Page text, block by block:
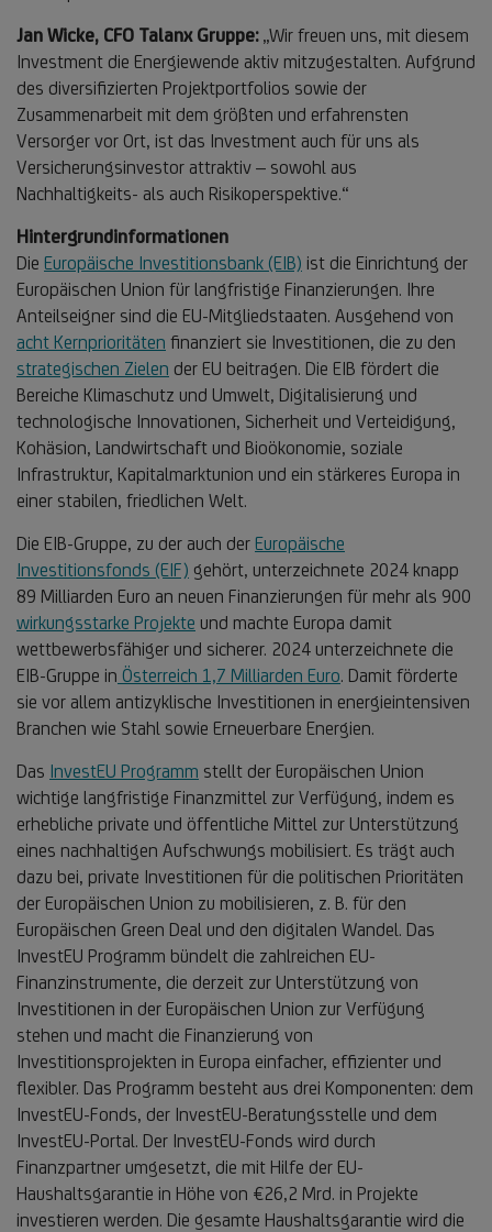
Jan Wicke, CFO Talanx Gruppe:„Wir freuen uns, mit diesem
Investment die Energiewende aktiv mitzugestalten. Aufgrund
des diversifizierten Projektportfolios sowie der
Zusammenarbeit mit dem größten und erfahrensten
Versorger vor Ort, ist das Investment auch für uns als
Versicherungsinvestor attraktiv – sowohl aus
Nachhaltigkeits- als auch Risikoperspektive.“
Hintergrundinformationen
Die Europäische Investitionsbank (EIB) ist die Einrichtung der
Europäischen Union für langfristige Finanzierungen. Ihre
Anteilseigner sind die EU-Mitgliedstaaten. Ausgehend von
acht Kernprioritäten finanziert sie Investitionen, die zu den
strategischen Zielen der EU beitragen. Die EIB fördert die
Bereiche Klimaschutz und Umwelt, Digitalisierung und
technologische Innovationen, Sicherheit und Verteidigung,
Kohäsion, Landwirtschaft und Bioökonomie, soziale
Infrastruktur, Kapitalmarktunion und ein stärkeres Europa in
einer stabilen, friedlichen Welt.
Die EIB-Gruppe, zu der auch der Europäische
Investitionsfonds (EIF) gehört, unterzeichnete 2024 knapp
89 Milliarden Euro an neuen Finanzierungen für mehr als 900
wirkungsstarke Projekte und machte Europa damit
wettbewerbsfähiger und sicherer. 2024 unterzeichnete die
EIB-Gruppe in Österreich 1,7 Milliarden Euro. Damit förderte
sie vor allem antizyklische Investitionen in energieintensiven
Branchen wie Stahl sowie Erneuerbare Energien.
Das InvestEU Programm stellt der Europäischen Union
wichtige langfristige Finanzmittel zur Verfügung, indem es
erhebliche private und öffentliche Mittel zur Unterstützung
eines nachhaltigen Aufschwungs mobilisiert. Es trägt auch
dazu bei, private Investitionen für die politischen Prioritäten
der Europäischen Union zu mobilisieren, z. B. für den
Europäischen Green Deal und den digitalen Wandel. Das
InvestEU Programm bündelt die zahlreichen EU-
Finanzinstrumente, die derzeit zur Unterstützung von
Investitionen in der Europäischen Union zur Verfügung
stehen und macht die Finanzierung von
Investitionsprojekten in Europa einfacher, effizienter und
flexibler. Das Programm besteht aus drei Komponenten: dem
InvestEU-Fonds, der InvestEU-Beratungsstelle und dem
InvestEU-Portal. Der InvestEU-Fonds wird durch
Finanzpartner umgesetzt, die mit Hilfe der EU-
Haushaltsgarantie in Höhe von €26,2 Mrd. in Projekte
investieren werden. Die gesamte Haushaltsgarantie wird die